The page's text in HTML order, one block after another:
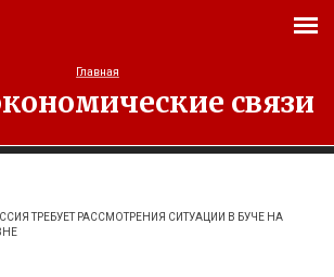
связи
ТРЕБУЕТ РАССМОТРЕНИЯ СИТУАЦИИ В БУЧЕ НА